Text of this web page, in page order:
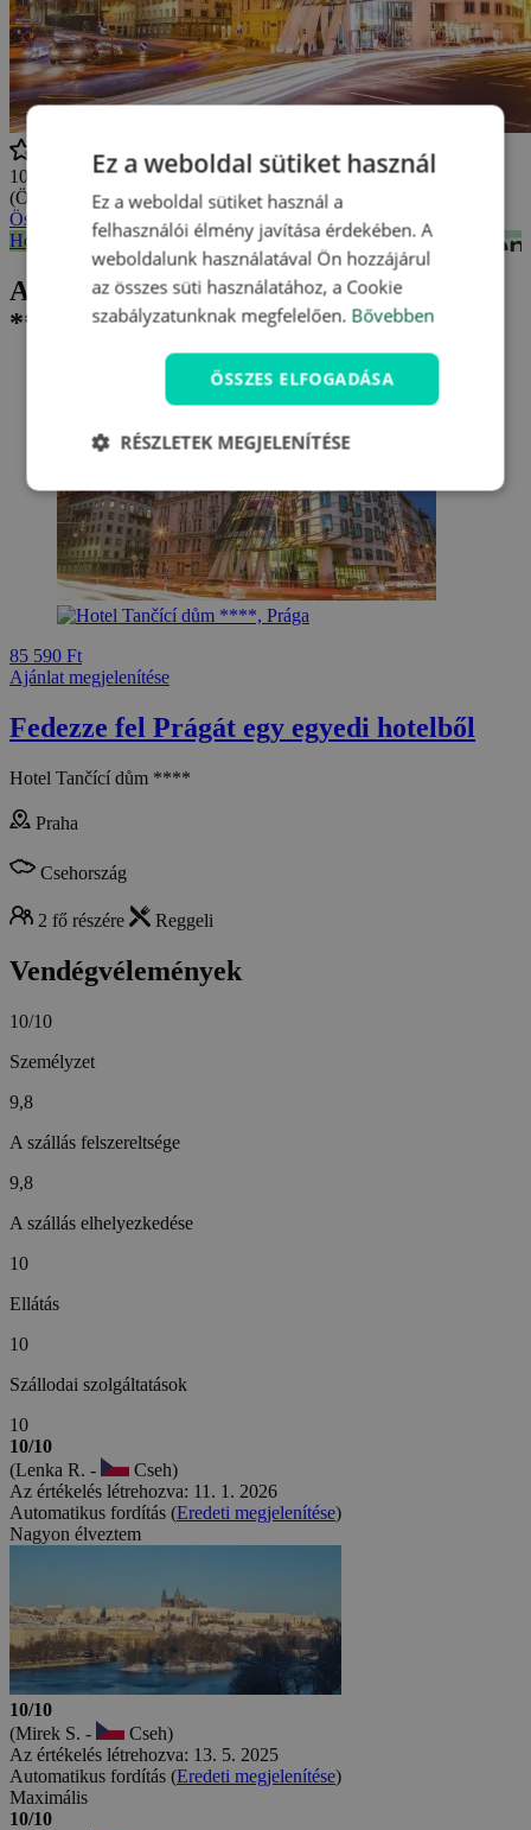
10/10
(Összesen
5 értékelés)
Összes vélemény megtekintése
Hotel Tančící dům **** - mapa
Aktuális ajánlatunk Hotel Tančící dům
****
85 590 Ft
Ajánlat megjelenítése
Fedezze fel Prágát egy egyedi hotelből
Hotel Tančící dům ****
Praha
Csehország
2 fő részére Reggeli
Vendégvélemények
10/10
Személyzet
9,8
A szállás felszereltsége
9,8
A szállás elhelyezkedése
10
Ellátás
10
Szállodai szolgáltatások
10
10/10
(Lenka R. -
Cseh)
Az értékelés létrehozva: 11. 1. 2026
Automatikus fordítás (Eredeti megjelenítése)
Nagyon élveztem
10/10
(Mirek S. -
Cseh)
Az értékelés létrehozva: 13. 5. 2025
Automatikus fordítás (Eredeti megjelenítése)
Maximális
10/10
Ez a weboldal sütiket használ
Ez a weboldal sütiket használ a
felhasználói élmény javítása érdekében. A
weboldalunk használatával Ön hozzájárul
az összes süti használatához, a Cookie
szabályzatunknak megfelelően. Bővebben
ÖSSZES ELFOGADÁSA
RÉSZLETEK MEGJELENÍTÉSE